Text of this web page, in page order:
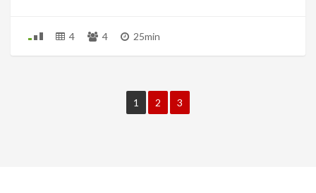
4 4 25min
1 2 3